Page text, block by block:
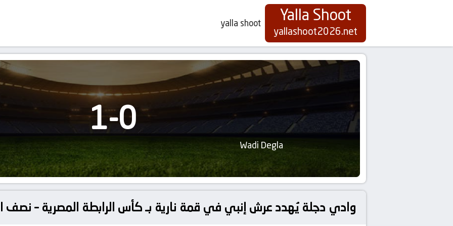
Yalla Shoot
yallashoot2026.net
yalla shoot
Wadi Degla
0
-
1
وادي دجلة يُهدد عرش إنبي في قمة نارية بـ كأس الرابطة المصرية – نصف